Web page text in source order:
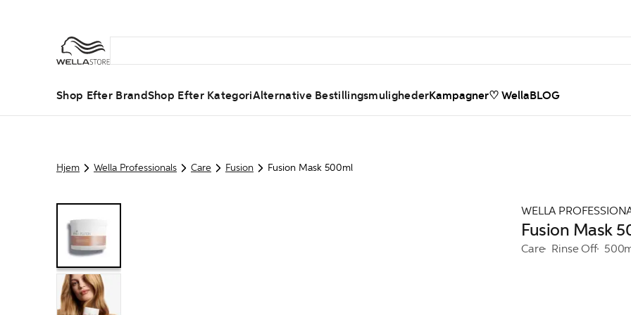
Shop Efter BrandShop Efter KategoriAlternative BestillingsmulighederKampagner♡ WellaBLOG
Hjem Wella Professionals Care Fusion Fusion Mask 500ml
WELLA
Fusion Mask
Care Rinse Off